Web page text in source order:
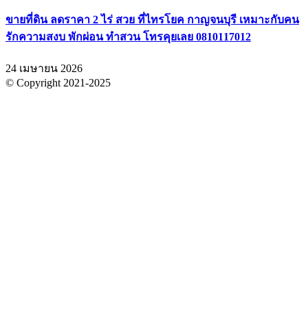
ขายที่ดิน ลดราคา 2 ไร่ สวย ที่ไทรโยค กาญจนบุรี เหมาะกับคน
รักความสงบ พักผ่อน ทำสวน โทรคุยเลย 0810117012
24 เมษายน 2026
© Copyright 2021-2025